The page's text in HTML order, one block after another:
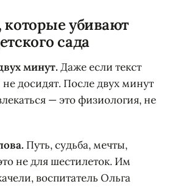
убивают
сада
минут. Даже если текст
досидят. После двух минут
— это физиология, не
Путь, судьба, мечты,
не для шестилеток. Им
воспитатель Ольга